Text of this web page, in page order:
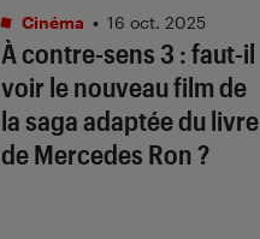
À contre-sens 3 : faut-il
voir le nouveau film de
la saga adaptée du livre
de Mercedes Ron ?
Cinéma • 16 oct. 2025